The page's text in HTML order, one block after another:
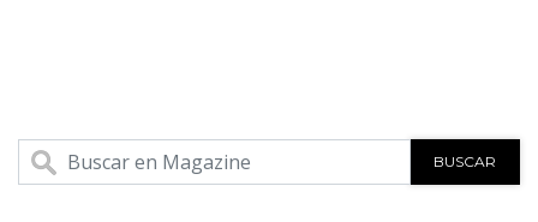
BUSCAR